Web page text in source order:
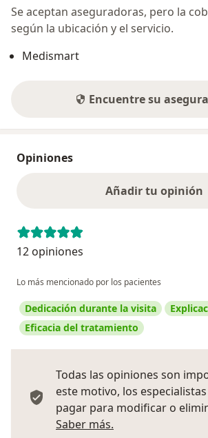
Se aceptan aseguradoras, pero la
según la ubicación y el servicio.
Medismart
Encuentre su
Opiniones
Añadir tu opinión
12 opiniones
Lo más mencionado por los pacientes
Dedicación durante la visita
Eficacia del tratamiento
Todas las opiniones son
este motivo, los
pagar para modificar o
Saber más.